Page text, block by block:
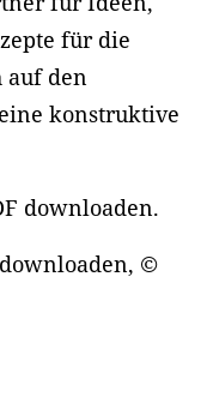
für die
auf den
konstruktive
downloaden.
©